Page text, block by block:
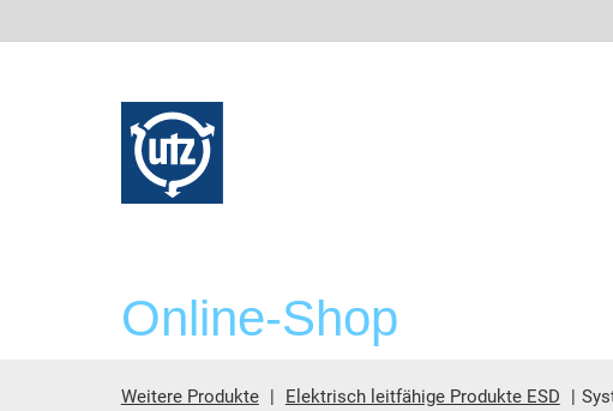
Online-Shop
Weitere Produkte Elektrisch leitfähige Produkte ESD